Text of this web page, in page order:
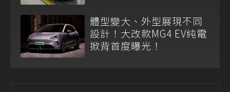
體型變大、外型展現不同
設計！大改款MG4 EV純電
掀背首度曝光！